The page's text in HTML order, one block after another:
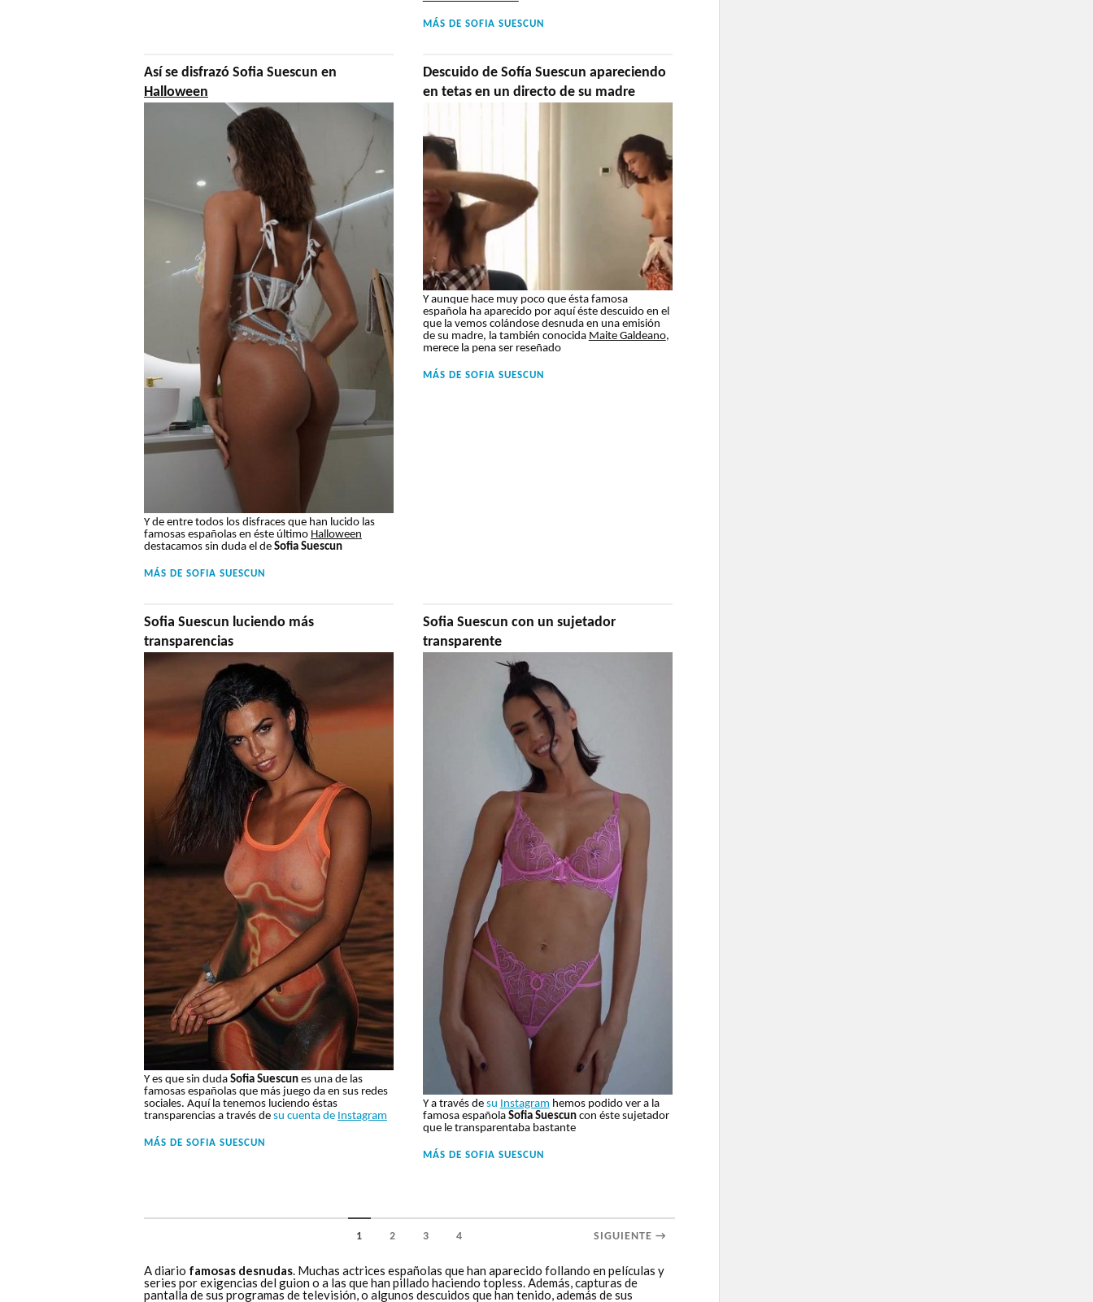
MÁS DE SOFIA SUESCUN
Así se disfrazó Sofia Suescun en
Halloween
Y de entre todos los disfraces que han lucido las
famosas españolas en éste último Halloween
destacamos sin duda el de Sofia Suescun
MÁS DE SOFIA SUESCUN
Descuido de Sofía Suescun apareciendo
en tetas en un directo de su madre
Y aunque hace muy poco que ésta famosa
española ha aparecido por aquí éste descuido en el
que la vemos colándose desnuda en una emisión
de su madre, la también conocida Maite Galdeano,
merece la pena ser reseñado
MÁS DE SOFIA SUESCUN
Sofia Suescun luciendo más
transparencias
Y es que sin duda Sofia Suescun es una de las
famosas españolas que más juego da en sus redes
sociales. Aquí la tenemos luciendo éstas
transparencias a través de su cuenta de Instagram
MÁS DE SOFIA SUESCUN
Sofia Suescun con un sujetador
transparente
Y a través de su Instagram hemos podido ver a la
famosa española Sofia Suescuncon éste sujetador
que le transparentaba bastante
MÁS DE SOFIA SUESCUN
1 2 3 4 SIGUIENTE →
A diario famosas desnudas. Muchas actrices españolas que han aparecido follando en películas y
series por exigencias del guion o a las que han pillado haciendo topless. Además, capturas de
pantalla de sus programas de televisión, o algunos descuidos que han tenido, además de sus